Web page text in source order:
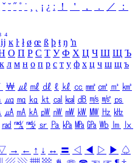
ˇ ˘ ˝ ˚ ˙ ¸ ¡ ¿ ː ！ ＇ ， ． ／
：
₄
ĳ ĸ ŀ ł ø œ ß þ ŧ ŋ ŉ
О П Р С Т У Ф Х Ц Ч Ш Щ Ъ
к л м н о п р с т у ф х ц ч ш щ ъ
￦ ㎕ ㎖ ㎗ ℓ ㎘ ㏄ ㎣ ㎤ ㎥ ㎦
㎍ ㎎ ㎏ ㏏ ㎈ ㎉ ㏈ ㎧ ㎨ ㎰
㎂ ㎃ ㎄ ㎺ ㎻ ㎽ ㎾ ㎿ ㎐ ㎑
㎭ ㎮ ㎯ ㏛ ㎩ ㎪ ㎫ ㎬ ㏝ ㏐
㏓
→ ← ↑ ↓ ↔ 〓 ◁ ◀ ▷ ▶ ♤